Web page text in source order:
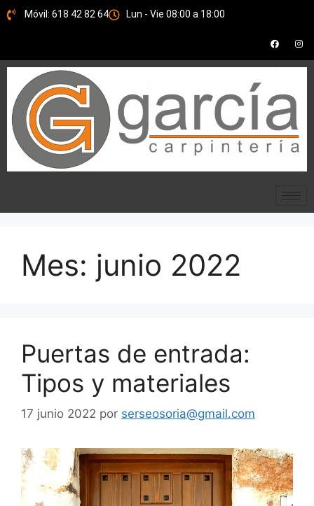
Móvil: 618 42 82 64 Lun - Vie 08:00 a 18:00
Mes: junio 2022
Puertas de entrada:
Tipos y materiales
17 junio 2022 por serseosoria@gmail.com